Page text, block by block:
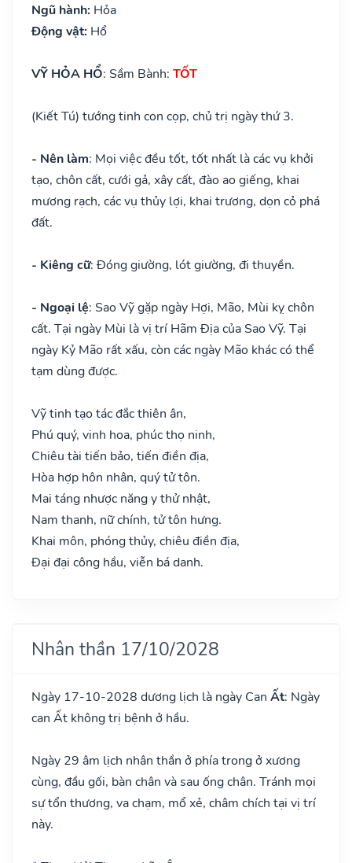
Ngũ hành: Hỏa
Động vật: Hổ
VỸ HỎA HỔ: Sầm Bành: TỐT
(Kiết Tú) tướng tinh con cọp, chủ trị ngày thứ 3.
- Nên làm: Mọi việc đều tốt, tốt nhất là các vụ khởi
tạo, chôn cất, cưới gả, xây cất, đào ao giếng, khai
mương rạch, các vụ thủy lợi, khai trương, dọn cỏ phá
đất.
- Kiêng cữ: Đóng giường, lót giường, đi thuyền.
- Ngoại lệ: Sao Vỹ gặp ngày Hợi, Mão, Mùi kỵ chôn
cất. Tại ngày Mùi là vị trí Hãm Địa của Sao Vỹ. Tại
ngày Kỷ Mão rất xấu, còn các ngày Mão khác có thể
tạm dùng được.
Vỹ tinh tạo tác đắc thiên ân,
Phú quý, vinh hoa, phúc thọ ninh,
Chiêu tài tiến bảo, tiến điền địa,
Hòa hợp hôn nhân, quý tử tôn.
Mai táng nhược năng y thử nhật,
Nam thanh, nữ chính, tử tôn hưng.
Khai môn, phóng thủy, chiêu điền địa,
Đại đại công hầu, viễn bá danh.
Nhân thần 17/10/2028
Ngày 17-10-2028 dương lịch là ngày Can Ất: Ngày
can Ất không trị bệnh ở hầu.
Ngày 29 âm lịch nhân thần ở phía trong ở xương
cùng, đầu gối, bàn chân và sau ống chân. Tránh mọi
sự tổn thương, va chạm, mổ xẻ, châm chích tại vị trí
này.